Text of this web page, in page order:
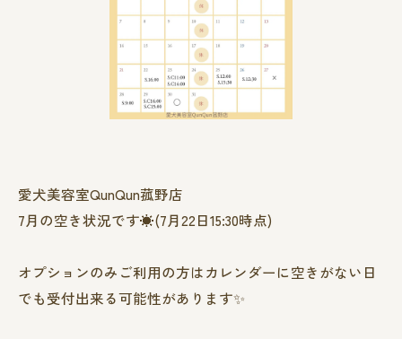
愛犬美容室QunQun菰野店
7月の空き状況です☀️(7月22日15:30時点)
オプションのみご利用の方はカレンダーに空きがない日
でも受付出来る可能性があります✨